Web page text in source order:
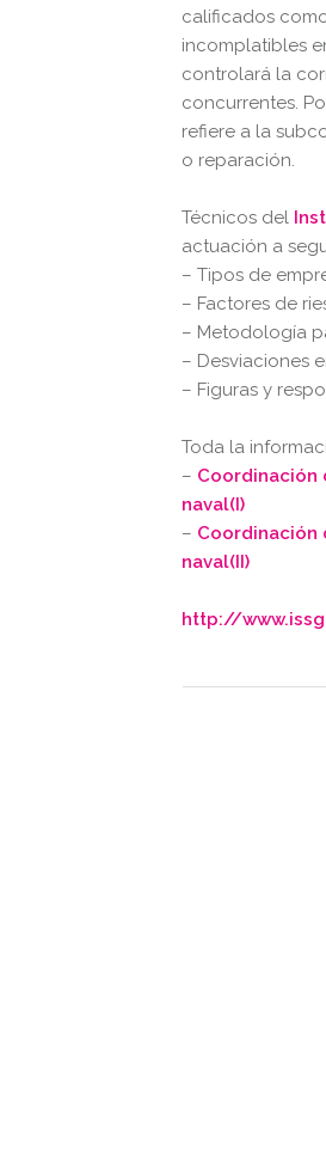
calificados
incomplatibles
controlará la
concurrentes.
refiere a la
o reparación.
Técnicos del
actuación a
– Tipos de
– Factores de
– Metodología
– Desviaciones
– Figuras y
Toda la
– Coordinación
naval(I)
– Coordinación
naval(II)
http://